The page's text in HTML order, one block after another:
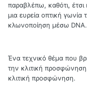
παραβλέπω, καθότι, έτσι
μια ευρεία οπτική
κλωνοποίηση μέσω
Ένα τεχνικό θέμα που
την κλιτική
κλιτική προσφώνηση.